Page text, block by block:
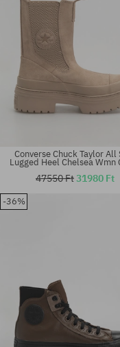
Elérhető méretek:
Converse Chuck Taylor All
Lugged Heel Chelsea Wmn
47550 Ft31980 Ft
-36%